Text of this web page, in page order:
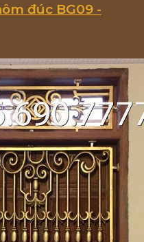
đúc BG09 -